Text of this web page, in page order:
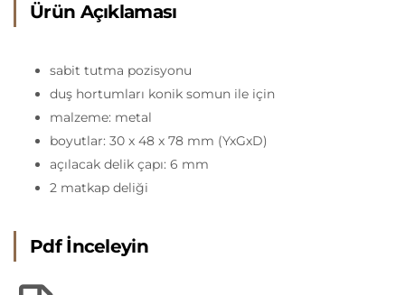
Ürün Açıklaması
sabit tutma pozisyonu
duş hortumları konik somun ile için
malzeme: metal
boyutlar: 30 x 48 x 78 mm (YxGxD)
açılacak delik çapı: 6 mm
2 matkap deliği
Pdf İnceleyin